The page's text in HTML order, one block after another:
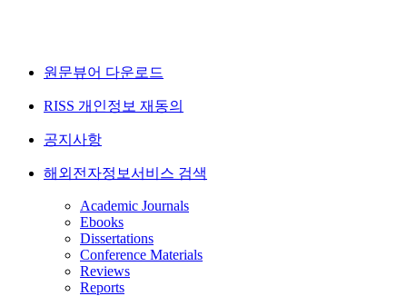
원문뷰어 다운로드
RISS 개인정보 재동의
공지사항
해외전자정보서비스 검색
Academic Journals
Ebooks
Dissertations
Conference Materials
Reviews
Reports